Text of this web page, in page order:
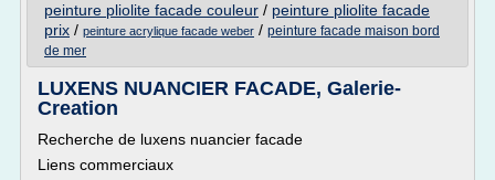
peinture pliolite facade couleur / peinture pliolite facade
prix / peinture acrylique facade weber / peinture facade maison bord
de mer
LUXENS NUANCIER FACADE, Galerie-
Creation
Recherche de luxens nuancier facade
Liens commerciaux